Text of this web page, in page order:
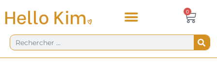
au
€ 0
Rechercher